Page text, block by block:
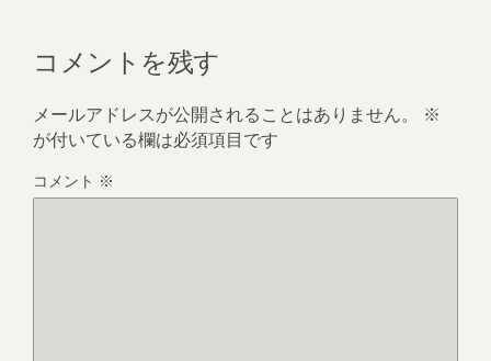
コメントを残す
メールアドレスが公開されることはありません。
※
が付いている欄は必須項目です
コメント ※